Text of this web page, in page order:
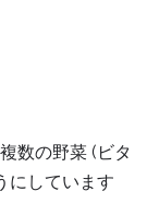
数の野菜 (ビタ
にしています